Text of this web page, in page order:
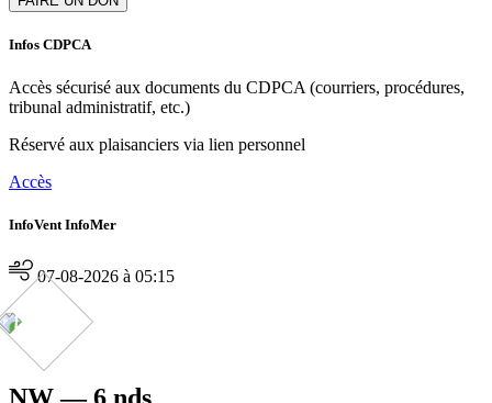
Infos CDPCA
Accès sécurisé aux documents du CDPCA (courriers, procédures,
tribunal administratif, etc.)
Réservé aux plaisanciers via lien personnel
Accès
InfoVent InfoMer
07-08-2026 à 05:15